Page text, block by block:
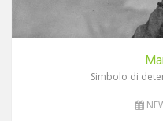
Simbolo di